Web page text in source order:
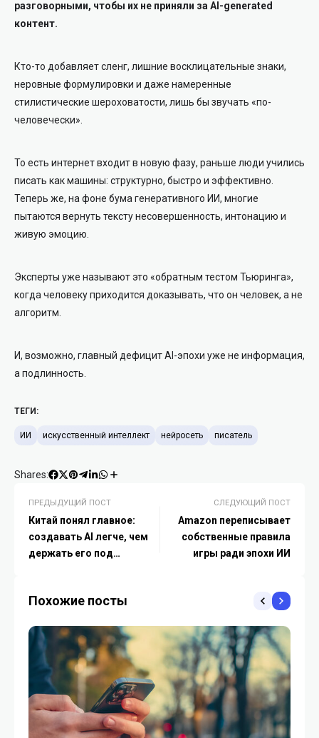
разговорными, чтобы их не приняли за AI-generated
контент.
Кто-то добавляет сленг, лишние восклицательные знаки,
неровные формулировки и даже намеренные
стилистические шероховатости, лишь бы звучать «по-
человечески».
То есть интернет входит в новую фазу, раньше люди учились
писать как машины: структурно, быстро и эффективно.
Теперь же, на фоне бума генеративного ИИ, многие
пытаются вернуть тексту несовершенность, интонацию и
живую эмоцию.
Эксперты уже называют это «обратным тестом Тьюринга»,
когда человеку приходится доказывать, что он человек, а не
алгоритм.
И, возможно, главный дефицит AI-эпохи уже не информация,
а подлинность.
ТЕГИ:
ИИ искусственный интеллект нейросеть писатель
Shares:
ПРЕДЫДУЩИЙ ПОСТ
Китай понял главное:
создавать AI легче, чем
держать его под
СЛЕДУЮЩИЙ ПОСТ
Amazon переписывает
собственные правила
игры ради эпохи ИИ
Похожие посты